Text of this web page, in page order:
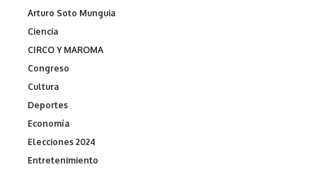
Arturo Soto Munguia
Ciencia
CIRCO Y MAROMA
Congreso
Cultura
Deportes
Economía
Elecciones 2024
Entretenimiento